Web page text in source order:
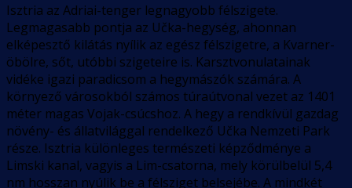
Isztria az Adriai-tenger legnagyobb félszigete.
Legmagasabb pontja az Učka-hegység, ahonnan
elképesztő kilátás nyílik az egész félszigetre, a Kvarner-
öbölre, sőt, utóbbi szigeteire is. Karsztvonulatainak
vidéke igazi paradicsom a hegymászók számára. A
környező városokból számos túraútvonal vezet az 1401
méter magas Vojak-csúcshoz. A hegy a rendkívül gazdag
növény- és állatvilággal rendelkező Učka Nemzeti Park
része. Isztria különleges természeti képződménye a
Limski kanal, vagyis a Lim-csatorna, mely körülbelül 5,4
nm hosszan nyúlik be a félsziget belsejébe. A mindkét